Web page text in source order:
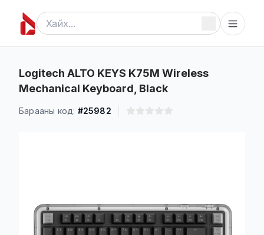
Logitech ALTO KEYS K75M Wireless
Mechanical Keyboard, Black
Барааны код: #25982